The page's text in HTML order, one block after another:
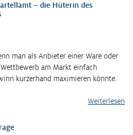
– die Hüterin des
man als Anbieter einer Ware oder
am Markt einfach
kurzerhand maximieren könnte.
Weiterlesen